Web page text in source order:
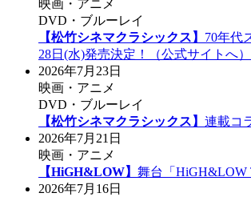
映画・アニメ
DVD・ブルーレイ
【松竹シネマクラシックス】 70年代
28日(水)発売決定！（公式サイトへ）
2026年7月23日
映画・アニメ
DVD・ブルーレイ
【松竹シネマクラシックス】 連載コ
2026年7月21日
映画・アニメ
【HiGH&LOW】 舞台「HiGH&LOW
2026年7月16日